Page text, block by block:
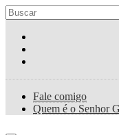
Fale comigo
Quem é o Senhor